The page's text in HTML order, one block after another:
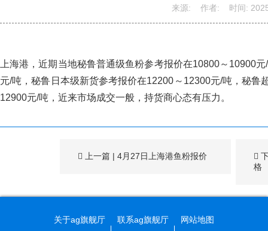
来源: 作者: 时间:
上海港，近期当地秘鲁普通级鱼粉参考报价在10800～10900
元/吨，秘鲁日本级新货参考报价在12200～12300元/吨，秘鲁
12900元/吨，近来市场成交一般，持货商心态有压力。
上一篇 | 4月27日上海港鱼粉报价
格
关于ag旗舰厅 联系ag旗舰厅 网站地图